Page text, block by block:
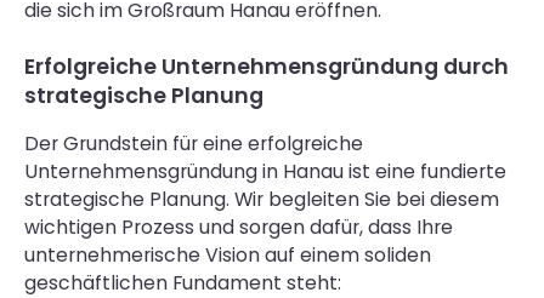
die sich im Großraum Hanau eröffnen.
Erfolgreiche Unternehmensgründung durch
strategische Planung
Der Grundstein für eine erfolgreiche
Unternehmensgründung in Hanau ist eine fundierte
strategische Planung. Wir begleiten Sie bei diesem
wichtigen Prozess und sorgen dafür, dass Ihre
unternehmerische Vision auf einem soliden
geschäftlichen Fundament steht: